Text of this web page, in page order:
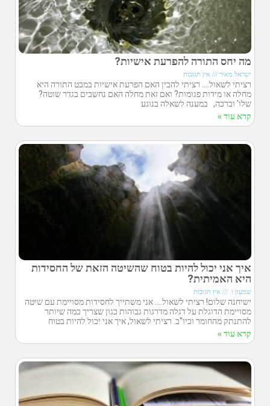
מה יחס התורה להפרעת אישיות?
ישראל מאיר אין תגובות
רציתי לשאול…. רציתי להבין האם הפרעת אישיות במבט התורה היא
מחלה או מידות פגומות? ואם זאת מחלה האם נחשבים בגדר שוטה?
שלו' וברכה, במענה לשאלה בנוגע
קרא עוד »
איך אני יכול להיות בטוח שהשיטה הזאת של החסידות
היא האמיתית?
שמעון ו. אין תגובות
ישיחנה שלום! רציתי לשאול…. אני משתייך לחסידות מסויימת עם שיטה
מסויימת הדוגלת על דגלה מדרגות גבוהות כגון שצריך כמה שיותר
להתנתק מהחומר וכיו"ב. רציתי לשאול, איך אני יכול להיות בטוח
קרא עוד »